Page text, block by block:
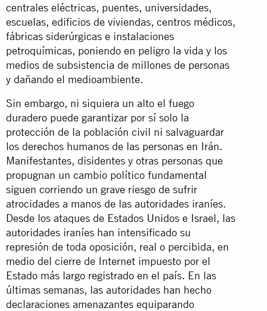
centrales eléctricas, puentes, universidades,
escuelas, edificios de viviendas, centros médicos,
fábricas siderúrgicas e instalaciones
petroquímicas, poniendo en peligro la vida y los
medios de subsistencia de millones de personas
y dañando el medioambiente.
Sin embargo, ni siquiera un alto el fuego
duradero puede garantizar por sí solo la
protección de la población civil ni salvaguardar
los derechos humanos de las personas en Irán.
Manifestantes, disidentes y otras personas que
propugnan un cambio político fundamental
siguen corriendo un grave riesgo de sufrir
atrocidades a manos de las autoridades iraníes.
Desde los ataques de Estados Unidos e Israel, las
autoridades iraníes han intensificado su
represión de toda oposición, real o percibida, en
medio del cierre de Internet impuesto por el
Estado más largo registrado en el país. En las
últimas semanas, las autoridades han hecho
declaraciones amenazantes equiparando